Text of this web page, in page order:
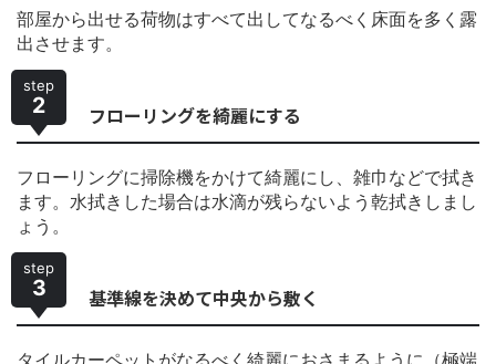
部屋から出せる荷物はすべて出してなるべく床面を多く露
出させます。
step
2 フローリングを綺麗にする
フローリングに掃除機をかけて綺麗にし、雑巾などで拭き
ます。水拭きした場合は水滴が残らないよう乾拭きしまし
ょう。
step
3 基準線を決めて中央から敷く